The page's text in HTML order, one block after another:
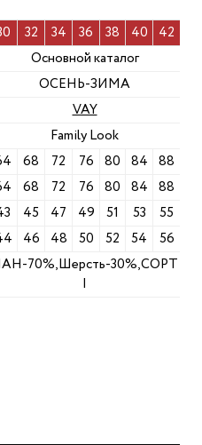
32 34 36 38 40
42
Основной каталог
ОСЕНЬ-ЗИМА
VAY
Family Look
68 72 76 80 84
88
68 72 76 80 84
88
45 47 49 51 53
55
46 48 50 52 54 56
70%,Шерсть-30%,СОРТ